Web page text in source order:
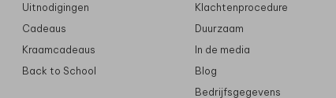
Uitnodigingen
Cadeaus
Kraamcadeaus
Back to School
Klachtenprocedure
Duurzaam
In de media
Blog
Bedrijfsgegevens